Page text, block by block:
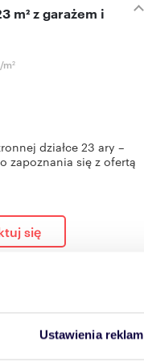
Ustawienia reklam
m2
działce 23 ary –
zapoznania się z ofertą
się